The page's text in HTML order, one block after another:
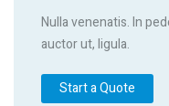
Nulla venenatis. In
auctor ut, ligula.
Start a Quote